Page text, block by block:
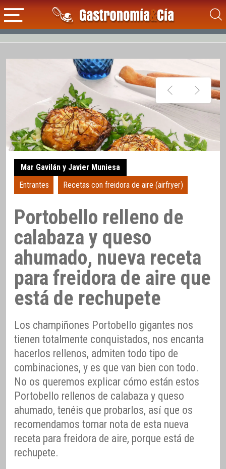
Mar Gavilán y Javier Muniesa
Entrantes
Recetas con freidora de aire (airfryer)
Portobello relleno de
calabaza y queso
ahumado, nueva receta
para freidora de aire que
está de rechupete
Los champiñones Portobello gigantes nos
tienen totalmente conquistados, nos encanta
hacerlos rellenos, admiten todo tipo de
combinaciones, y es que van bien con todo.
No os queremos explicar cómo están estos
Portobello rellenos de calabaza y queso
ahumado, tenéis que probarlos, así que os
recomendamos tomar nota de esta nueva
receta para freidora de aire, porque está de
rechupete.